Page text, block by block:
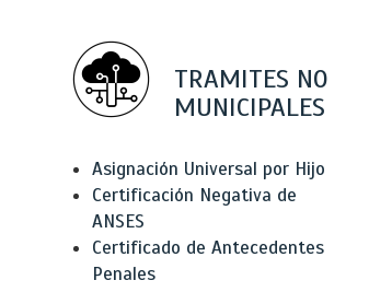
TRAMITES NO
MUNICIPALES
Asignación Universal por Hijo
Certificación Negativa de
ANSES
Certificado de Antecedentes
Penales